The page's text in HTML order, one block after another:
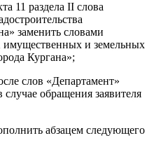
11 раздела II слова
заменить словами
имущественных и земельных
Кургана»;
слов «Департамент»
обращения заявителя
абзацем следующего